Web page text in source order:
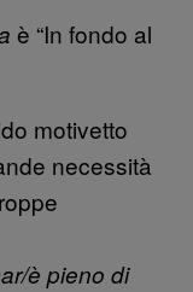
è “In fondo al
motivetto
necessità
è pieno di